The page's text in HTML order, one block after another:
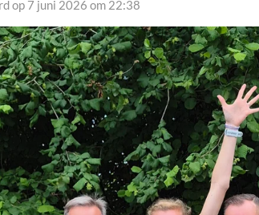
op 7 juni 2026 om 22:38